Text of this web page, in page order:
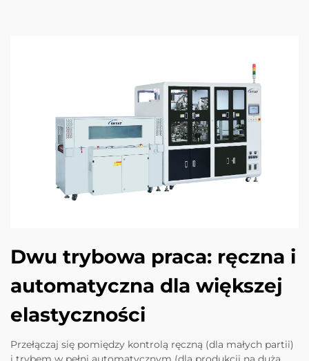
Dwu trybowa praca: ręczna i
automatyczna dla większej
elastyczności
Przełączaj się pomiędzy kontrolą ręczną (dla małych partii)